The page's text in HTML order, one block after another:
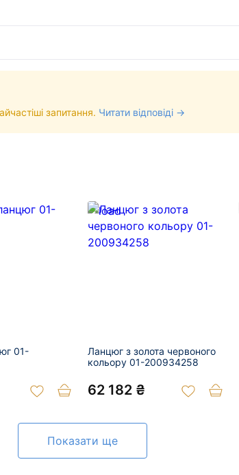
запитання. Читати відповіді →
01-
Ланцюг з золота червоного
кольору 01-200934258
62 182 ₴
Показати ще